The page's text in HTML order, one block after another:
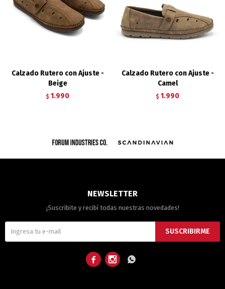
Calzado Rutero con Ajuste -
Beige
$ 1.990
Calzado Rutero con Ajuste -
Camel
$ 1.990
NEWSLETTER
¡Suscribite y recibí todas nuestras novedades!
SUSCRIBIRME
  